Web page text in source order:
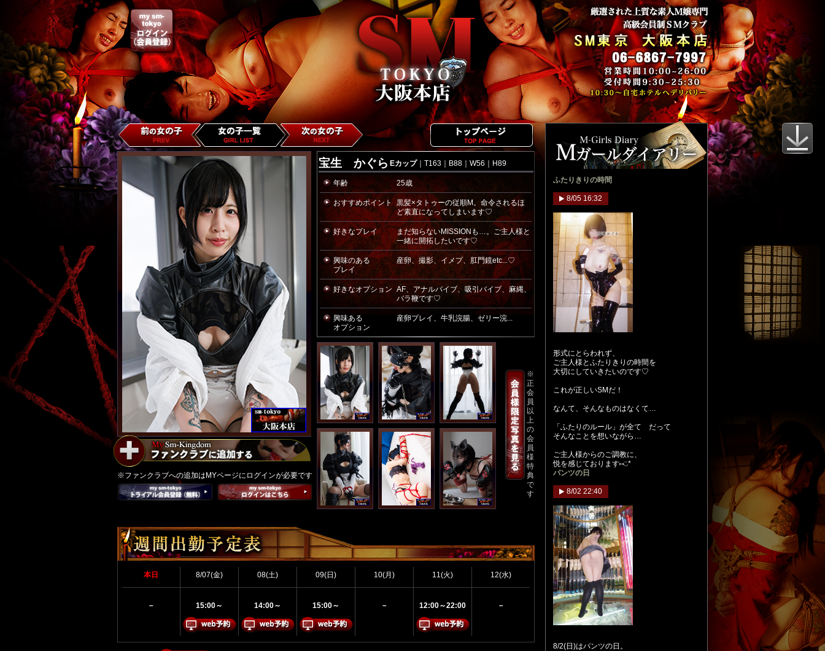
※ファンクラブへの追加はMYページにログインが必要です
宝生 かぐら Eカップ｜T163｜B88｜W56｜H89
年齢 25歳
おすすめポイント 黒髪×タトゥーの従順M。命令されるほ
ど素直になってしまいます♡
好きなプレイ
まだ知らないMISSIONも…。ご主人様と
一緒に開拓したいです♡
興味のある
プレイ
産卵、撮影、イメプ、肛門鏡etc...♡
好きなオプション AF、アナルバイブ、吸引バイブ、麻縄、
バラ鞭です♡
興味ある
オプション
産卵プレイ、牛乳浣腸、ゼリー浣...
※
正
会
員
以
上
の
会
員
様
特
典
で
す
本日 8/07(金) 08(土) 09(日) 10(月) 11(火) 12(水)
－ 15:00～ 14:00～ 15:00～ － 12:00～22:00 －
ふたりきりの時間
8/05 16:32
形式にとらわれず、
ご主人様とふたりきりの時間を
大切にしていきたいのです♡
これが正しいSMだ！
なんて、そんなものはなくて…
「ふたりのルール」が全て だって
そんなことを想いながら…
ご主人様からのご調教に、
悦を感じております⑅︎◡̈︎*
パンツの日
8/02 22:40
8/2(日)はパンツの日。